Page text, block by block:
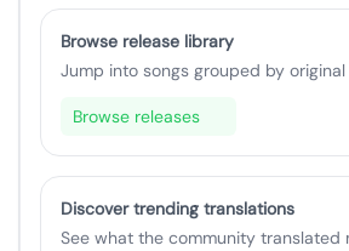
Browse release library
Jump into songs grouped by original
Browse releases
Discover trending translations
See what the community translated